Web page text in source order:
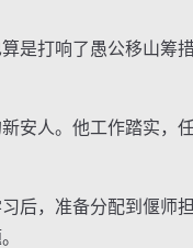
打响了愚公移山筹措
人。他工作踏实，任
，准备分配到偃师担